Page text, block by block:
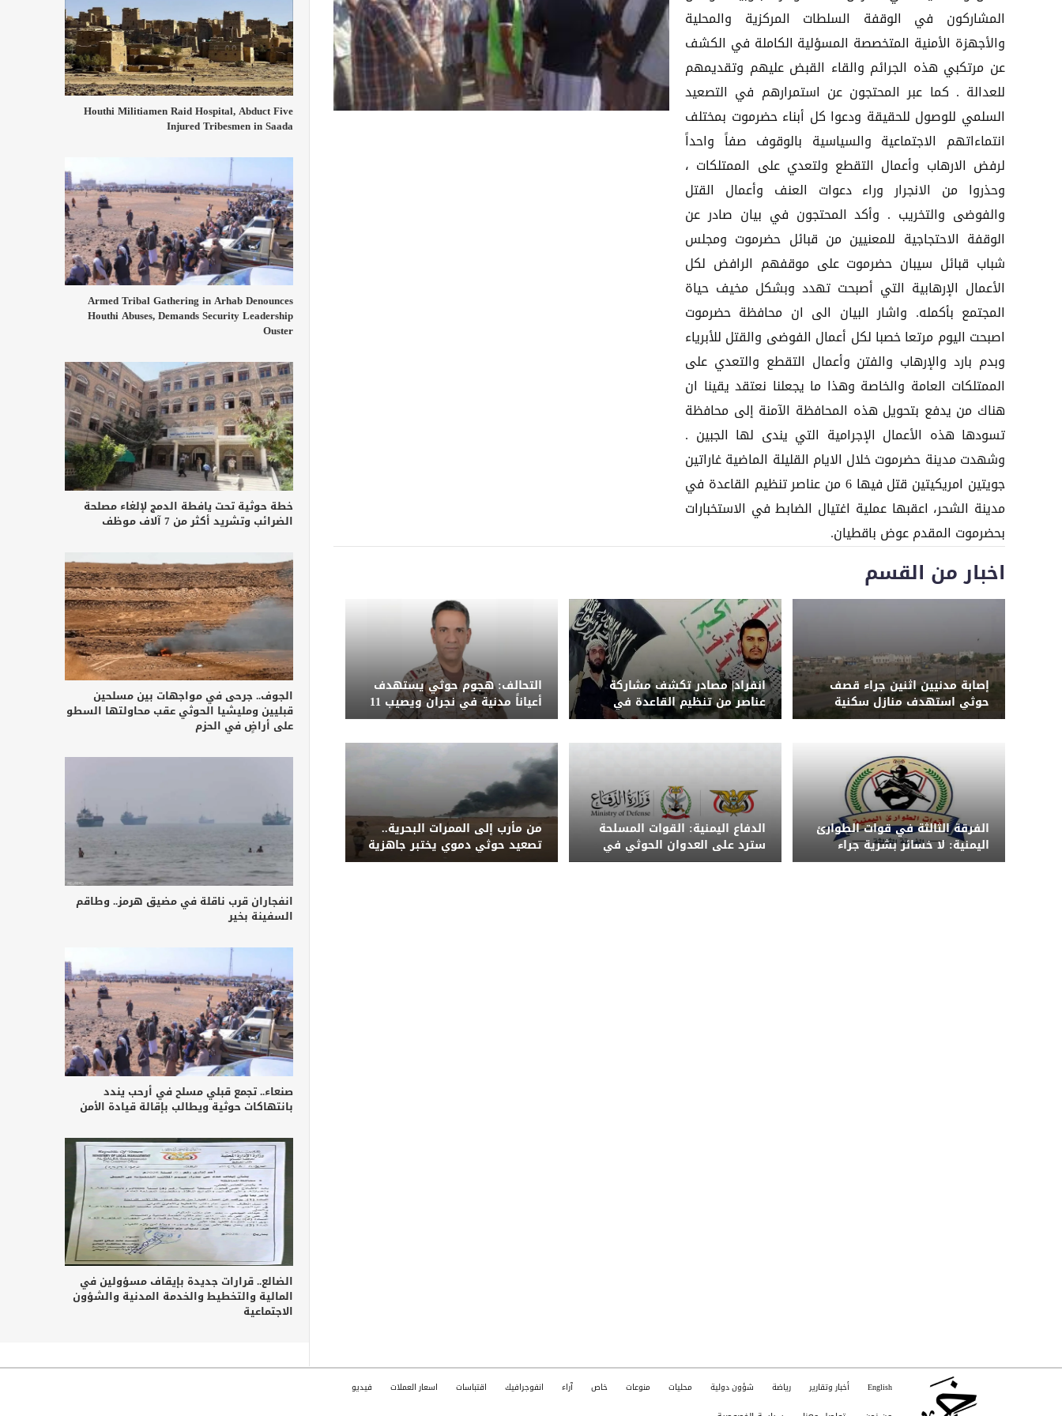
المشاركون في الوقفة السلطات المركزية والمحلية
والأجهزة الأمنية المتخصصة المسؤلية الكاملة في الكشف
عن مرتكبي هذه الجرائم والقاء القبض عليهم وتقديمهم
للعدالة . كما عبر المحتجون عن استمرارهم في التصعيد
السلمي للوصول للحقيقة ودعوا كل أبناء حضرموت بمختلف
انتماءاتهم الاجتماعية والسياسية بالوقوف صفاً واحداً
لرفض الارهاب وأعمال التقطع ولتعدي على الممتلكات ،
وحذروا من الانجرار وراء دعوات العنف وأعمال القتل
والفوضى والتخريب . وأكد المحتجون في بيان صادر عن
الوقفة الاحتجاجية للمعنيين من قبائل حضرموت ومجلس
شباب قبائل سيبان حضرموت على موقفهم الرافض لكل
الأعمال الإرهابية التي أصبحت تهدد وبشكل مخيف حياة
المجتمع بأكمله. واشار البيان الى ان محافظة حضرموت
اصبحت اليوم مرتعا خصبا لكل أعمال الفوضى والقتل للأبرياء
وبدم بارد والإرهاب والفتن وأعمال التقطع والتعدي على
الممتلكات العامة والخاصة وهذا ما يجعلنا نعتقد يقينا ان
هناك من يدفع بتحويل هذه المحافظة الآمنة إلى محافظة
تسودها هذه الأعمال الإجرامية التي يندى لها الجبين .
وشهدت مدينة حضرموت خلال الايام القليلة الماضية غاراتين
جويتين امريكيتين قتل فيها 6 من عناصر تنظيم القاعدة في
مدينة الشحر، اعقبها عملية اغتيال الضابط في الاستخبارات
بحضرموت المقدم عوض باقطيان.
اخبار من القسم
إصابة مدنيين اثنين جراء قصف
حوثي استهدف منازل سكنية
جنوب الحديدة
انفراد| مصادر تكشف مشاركة
عناصر من تنظيم القاعدة في
الهجوم الحوثي على معسكر
التحالف: هجوم حوثي يستهدف
أعياناً مدنية في نجران ويصيب 11
مدنياً بينهم امرأة وطفل
الفرقة الثالثة في قوات الطوارئ
اليمنية: لا خسائر بشرية جراء
الضربة ونحذر من تداول الشائعات
الدفاع اليمنية: القوات المسلحة
سترد على العدوان الحوثي في
الزمان والمكان المناسبين
من مأرب إلى الممرات البحرية..
تصعيد حوثي دموي يختبر جاهزية
الحكومة اليمنية
Houthi Militiamen Raid Hospital, Abduct Five
Injured Tribesmen in Saada
Armed Tribal Gathering in Arhab Denounces
Houthi Abuses, Demands Security Leadership
Ouster
خطة حوثية تحت يافطة الدمج لإلغاء مصلحة
الضرائب وتشريد أكثر من 7 آلاف موظف
الجوف.. جرحى في مواجهات بين مسلحين
قبليين ومليشيا الحوثي عقب محاولتها السطو
على أراضٍ في الحزم
انفجاران قرب ناقلة في مضيق هرمز.. وطاقم
السفينة بخير
صنعاء.. تجمع قبلي مسلح في أرحب يندد
بانتهاكات حوثية ويطالب بإقالة قيادة الأمن
الضالع.. قرارات جديدة بإيقاف مسؤولين في
المالية والتخطيط والخدمة المدنية والشؤون
الاجتماعية
English أخبار وتقارير رياضة شؤون دولية محليات منوعات خاص آراء انفوجرافيك اقتباسات اسعار العملات فيديو